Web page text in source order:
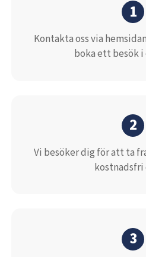
1
Kontakta oss via
boka ett besök i
2
Vi besöker dig för att ta
kostnadsfri
3